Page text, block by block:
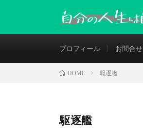
プロフィール お問合せ
HOME 駆逐艦
駆逐艦